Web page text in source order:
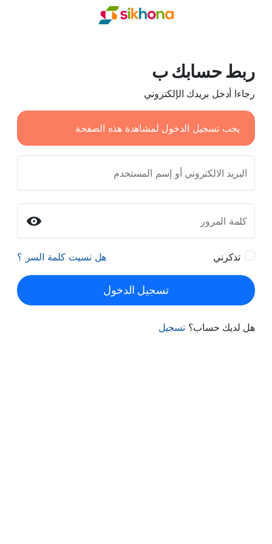
ربط حسابك ب
رجاءا أدخل بريدك الإلكتروني
يجب تسجيل الدخول لمشاهدة هذه الصفحة
البريد الالكتروني أو إسم المستخدم
كلمة المرور
تذكرني هل نسيت كلمة السر ؟
تسجيل الدخول
هل لديك حساب؟تسجيل